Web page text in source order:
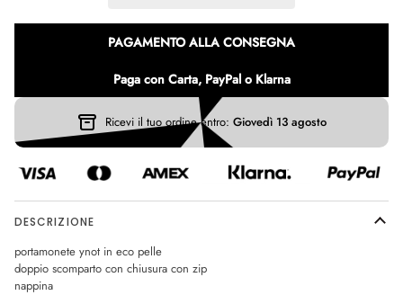
PAGAMENTO ALLA CONSEGNA
Paga con Carta, PayPal o Klarna
Ricevi il tuo ordine entro: Giovedì 13 agosto
DESCRIZIONE
portamonete ynot in eco pelle
doppio scomparto con chiusura con zip
nappina